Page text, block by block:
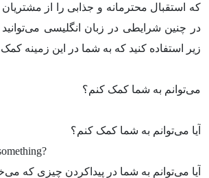
که استقبال محترمانه و جذابی را از
در چنین شرایطی در زبان انگلیسی
زیر استفاده کنید که به شما در این زمینه
می‌توانم به شما کمک کنم؟
آیا می‌توانم به شما کمک کنم؟
آیا می‌توانم به شما در پیداکردن چیزی که